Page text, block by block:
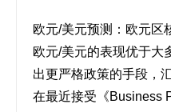
欧元/美元预测：欧元区
欧元/美元的表现优于大
出更严格政策的手段，
在最近接受《Business